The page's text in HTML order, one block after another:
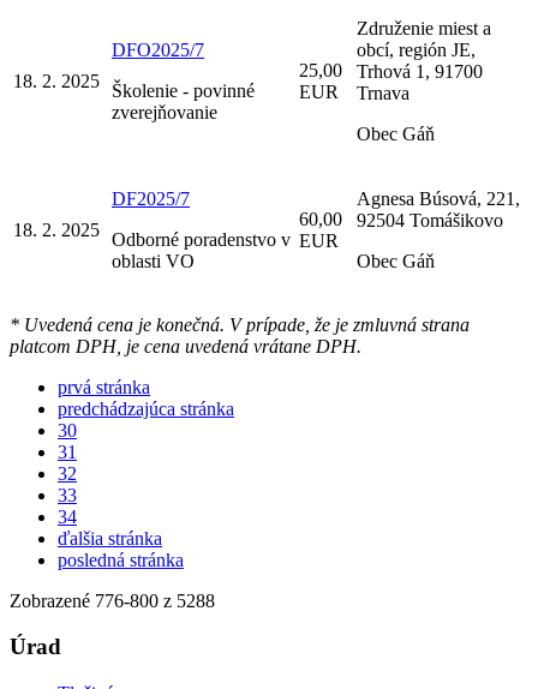
18. 2. 2025
DFO2025/7
Školenie - povinné
zverejňovanie
25,00
EUR
Združenie miest a
obcí, región JE,
Trhová 1, 91700
Trnava
Obec Gáň
18. 2. 2025
DF2025/7
Odborné poradenstvo v
oblasti VO
60,00
EUR
Agnesa Búsová, 221,
92504 Tomášikovo
Obec Gáň
* Uvedená cena je konečná. V prípade, že je zmluvná strana
platcom DPH, je cena uvedená vrátane DPH.
prvá stránka
predchádzajúca stránka
30
31
32
33
34
ďalšia stránka
posledná stránka
Zobrazené 776-800 z 5288
Úrad